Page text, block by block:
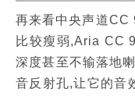
再来看中央声道CC
比较瘦弱,Aria CC
深度甚至不输落地
音反射孔,让它的音